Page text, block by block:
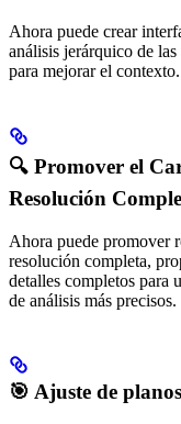
Ahora puede crear
análisis jerárquico de
para mejorar el contexto.
🔍 Promover el
Resolución
Ahora puede promover
resolución completa,
detalles completos para
de análisis más precisos.
🎯 Ajuste de